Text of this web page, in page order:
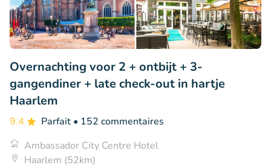
Overnachting voor 2 + ontbijt + 3-
gangendiner + late check-out in hartje
Haarlem
9.4 Parfait • 152 commentaires
Ambassador City Centre Hotel
Haarlem (52km)